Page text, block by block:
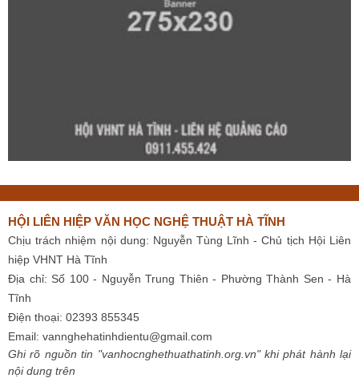
HỘI LIÊN HIỆP VĂN HỌC NGHỆ THUẬT HÀ TĨNH
Chịu trách nhiệm nội dung: Nguyễn Tùng Lĩnh - Chủ tịch Hội Liên
hiệp VHNT Hà Tĩnh
Địa chỉ: Số 100 - Nguyễn Trung Thiên - Phường Thành Sen - Hà
Tĩnh
Điện thoại: 02393 855345
Email: vannghehatinhdientu@gmail.com
Ghi rõ nguồn tin "vanhocnghethuathatinh.org.vn" khi phát hành lại
nội dung trên